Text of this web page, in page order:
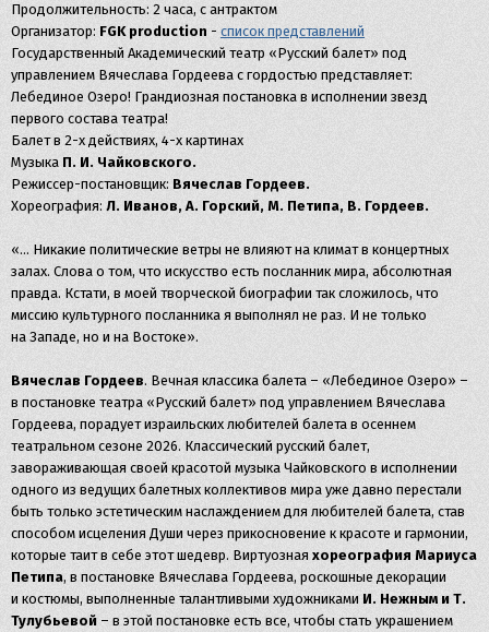
Продолжительность: 2 часа, с антрактом
Организатор: FGK production - список представлений
Государственный Академический театр «Русский балет» под
управлением Вячеслава Гордеева с гордостью представляет:
Лебединое Озеро! Грандиозная постановка в исполнении звезд
первого состава театра!
Балет в 2-х действиях, 4-х картинах
Музыка П. И. Чайковского.
Режиссер-постановщик: Вячеслав Гордеев.
Хореография: Л. Иванов, А. Горский, М. Петипа, В. Гордеев.
«… Никакие политические ветры не влияют на климат в концертных
залах. Слова о том, что искусство есть посланник мира, абсолютная
правда. Кстати, в моей творческой биографии так сложилось, что
миссию культурного посланника я выполнял не раз. И не только
на Западе, но и на Востоке».
Вячеслав Гордеев. Вечная классика балета – «Лебединое Озеро» –
в постановке театра «Русский балет» под управлением Вячеслава
Гордеева, порадует израильских любителей балета в осеннем
театральном сезоне 2026. Классический русский балет,
завораживающая своей красотой музыка Чайковского в исполнении
одного из ведущих балетных коллективов мира уже давно перестали
быть только эстетическим наслаждением для любителей балета, став
способом исцеления Души через прикосновение к красоте и гармонии,
которые таит в себе этот шедевр. Виртуозная хореография Мариуса
Петипа, в постановке Вячеслава Гордеева, роскошные декорации
и костюмы, выполненные талантливыми художниками И. Нежным и Т.
Тулубьевой – в этой постановке есть все, чтобы стать украшением